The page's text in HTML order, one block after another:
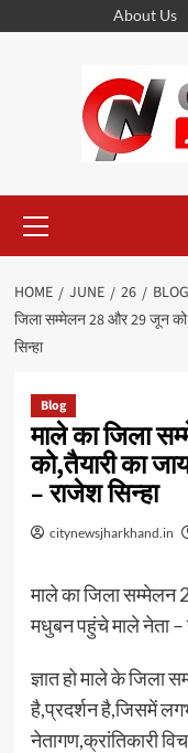
About Us
Menu
HOME JUNE 26 BLOG
जिला सम्मेलन 28 और 29 जून
सिन्हा
Blog
माले का जिला
को,तैयारी का
– राजेश सिन्हा
citynewsjharkhand.in
माले का जिला सम्मेलन
मधुबन पहुंचे माले नेता –
ज्ञात हो माले के जिला
है,प्रदर्शन है,जिसमें
नेतागण,क्रांतिकारी